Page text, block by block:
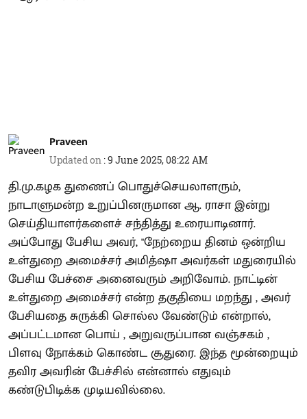
Praveen
Updated on :9 June 2025, 08:22 AM
தி.மு.கழக துணைப் பொதுச்செயலாளரும்,
நாடாளுமன்ற உறுப்பினருமான ஆ. ராசா இன்று
செய்தியாளர்களைச் சந்தித்து உரையாடினார்.
அப்போது பேசிய அவர், "நேற்றைய தினம் ஒன்றிய
உள்துறை அமைச்சர் அமித்ஷா அவர்கள் மதுரையில்
பேசிய பேச்சை அனைவரும் அறிவோம். நாட்டின்
உள்துறை அமைச்சர் என்ற தகுதியை மறந்து , அவர்
பேசியதை சுருக்கி சொல்ல வேண்டும் என்றால்,
அப்பட்டமான பொய் , அறுவருப்பான வஞ்சகம் ,
பிளவு நோக்கம் கொண்ட சூதுரை. இந்த மூன்றையும்
தவிர அவரின் பேச்சில் என்னால் எதுவும்
கண்டுபிடிக்க முடியவில்லை.